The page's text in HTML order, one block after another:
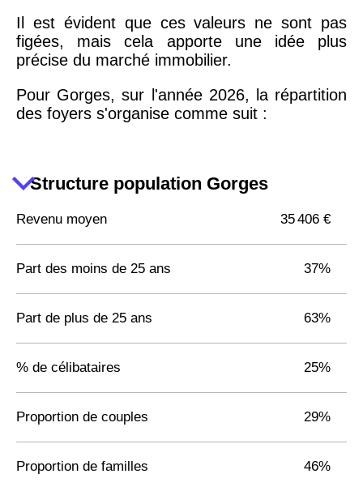
Il est évident que ces valeurs ne sont pas
figées, mais cela apporte une idée plus
précise du marché immobilier.
Pour Gorges, sur l'année 2026, la répartition
des foyers s'organise comme suit :
Structure population Gorges
Revenu moyen 35 406 €
Part des moins de 25 ans 37%
Part de plus de 25 ans 63%
% de célibataires 25%
Proportion de couples 29%
Proportion de familles 46%